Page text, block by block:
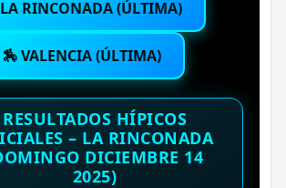
RINCONADA (ÚLTIMA)
🏇 VALENCIA (ÚLTIMA)
RESULTADOS HÍPICOS
– LA RINCONADA
DICIEMBRE 14
2025)